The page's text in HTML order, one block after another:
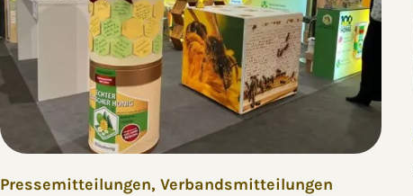
Pressemitteilungen, Verbandsmitteilungen